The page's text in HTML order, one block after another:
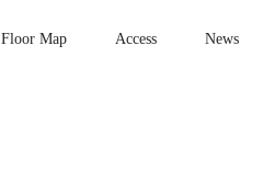
Floor Map Access News